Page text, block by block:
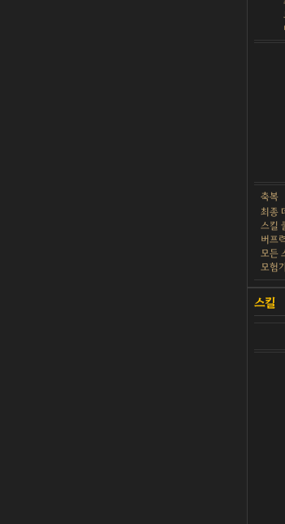
축복
최종
스킬
버프
모든
모험